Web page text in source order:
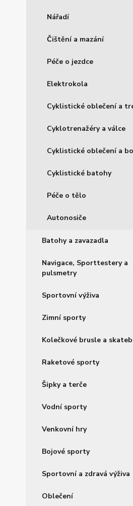
Nářadí
Čištění a mazání
Péče o jezdce
Elektrokola
Cyklistické oblečení a
Cyklotrenažéry a válce
Cyklistické oblečení a
Cyklistické batohy
Péče o tělo
Autonosiče
Batohy a zavazadla
Navigace, Sporttestery a
pulsmetry
Sportovní výživa
Zimní sporty
Kolečkové brusle a
Raketové sporty
Šipky a terče
Vodní sporty
Venkovní hry
Bojové sporty
Sportovní a zdravá výživa
Oblečení